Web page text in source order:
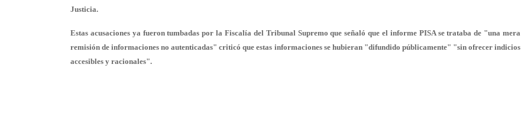
Justicia.
Estas acusaciones ya fueron tumbadas por la Fiscalía del Tribunal Supremo que señaló que el informe PISA se trataba de "una mera
remisión de informaciones no autenticadas" criticó que estas informaciones se hubieran "difundido públicamente" "sin ofrecer indicios
accesibles y racionales".